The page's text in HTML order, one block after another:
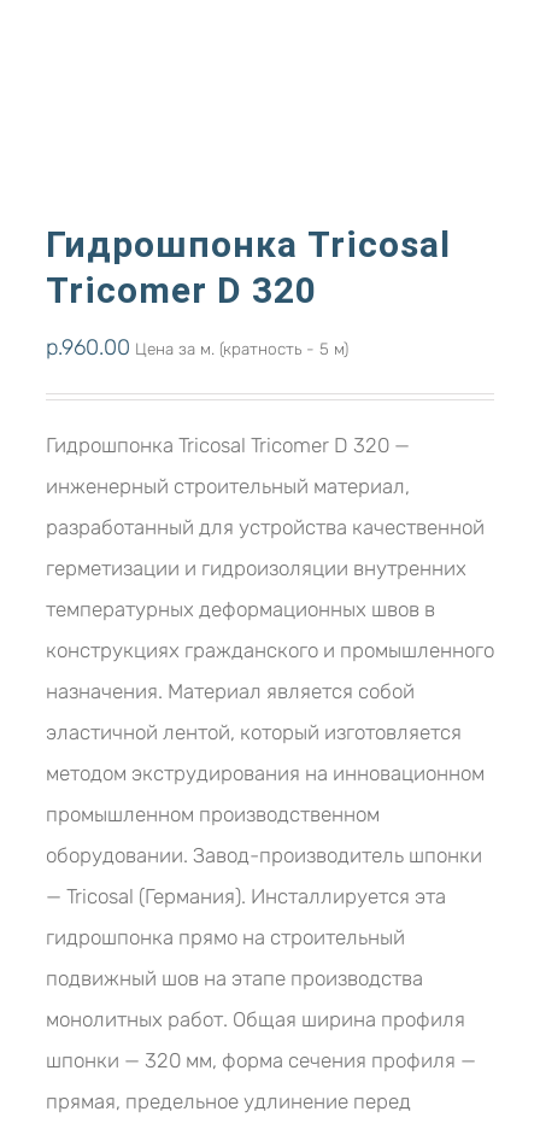
Гидрошпонка Tricosal
Tricomer D 320
р.960.00 Цена за м. (кратность - 5 м)
Гидрошпонка Tricosal Tricomer D 320 —
инженерный строительный материал,
разработанный для устройства качественной
герметизации и гидроизоляции внутренних
температурных деформационных швов в
конструкциях гражданского и промышленного
назначения. Материал является собой
эластичной лентой, который изготовляется
методом экструдирования на инновационном
промышленном производственном
оборудовании. Завод-производитель шпонки
— Tricosal (Германия). Инсталлируется эта
гидрошпонка прямо на строительный
подвижный шов на этапе производства
монолитных работ. Общая ширина профиля
шпонки — 320 мм, форма сечения профиля —
прямая, предельное удлинение перед